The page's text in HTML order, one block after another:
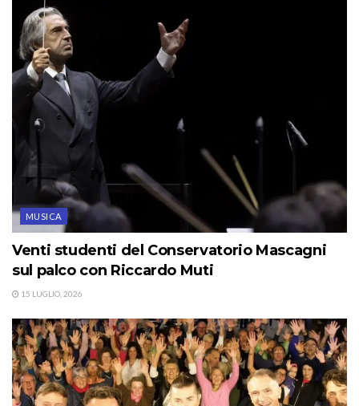
MUSICA
Venti studenti del Conservatorio Mascagni
sul palco con Riccardo Muti
15 LUGLIO, 2026